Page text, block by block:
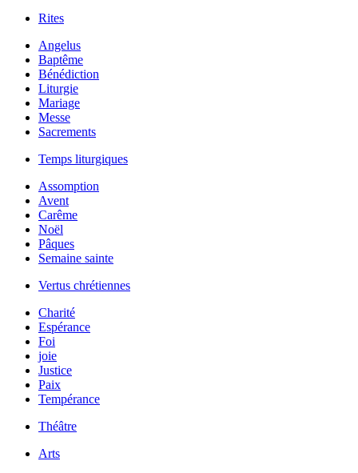
Rites
Angelus
Baptême
Bénédiction
Liturgie
Mariage
Messe
Sacrements
Temps liturgiques
Assomption
Avent
Carême
Noël
Pâques
Semaine sainte
Vertus chrétiennes
Charité
Espérance
Foi
joie
Justice
Paix
Tempérance
Théâtre
Arts